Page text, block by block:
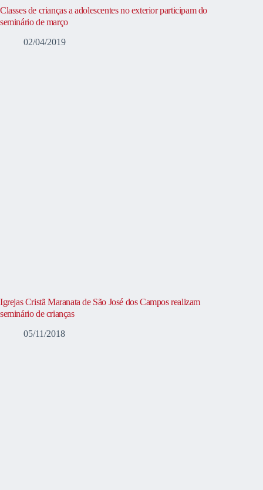
Classes de crianças a adolescentes no exterior participam do
seminário de março
02/04/2019
Igrejas Cristã Maranata de São José dos Campos realizam
seminário de crianças
05/11/2018